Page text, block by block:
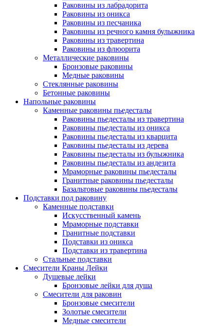
Раковины из лабрадорита
Раковины из оникса
Раковины из песчаника
Раковины из речного камня булыжника
Раковины из травертина
Раковины из флюорита
Металлические раковины
Бронзовые раковины
Медные раковины
Стеклянные раковины
Бетонные раковины
Напольные раковины
Каменные раковины пьедесталы
Раковины пьедесталы из травертина
Раковины пьедесталы из оникса
Раковины пьедесталы из кварцита
Раковины пьедесталы из дерева
Раковины пьедесталы из булыжника
Раковины пьедесталы из андезита
Мраморные раковины пьедесталы
Гранитные раковины пьедесталы
Базальтовые раковины пьедесталы
Подставки под раковину
Каменные подставки
Искусственный камень
Мраморные подставки
Гранитные подставки
Подставки из оникса
Подставки из травертина
Стальные подставки
Смесители Краны Лейки
Душевые лейки
Бронзовые лейки для душа
Смесители для раковин
Бронзовые смесители
Золотые смесители
Медные смесители